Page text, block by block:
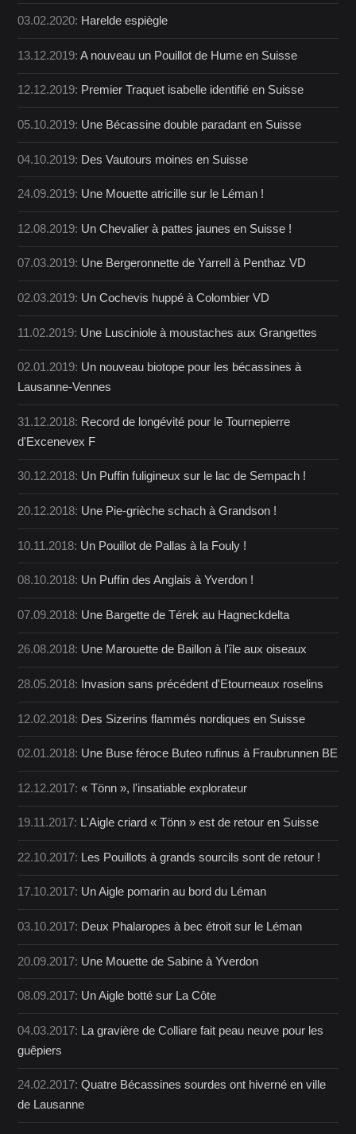
03.02.2020: Harelde espiègle
13.12.2019:A nouveau un Pouillot de Hume en Suisse
12.12.2019: Premier Traquet isabelle identifié en Suisse
05.10.2019: Une Bécassine double paradant en Suisse
04.10.2019: Des Vautours moines en Suisse
24.09.2019: Une Mouette atricille sur le Léman !
12.08.2019: Un Chevalier à pattes jaunes en Suisse !
07.03.2019: Une Bergeronnette de Yarrell à Penthaz VD
02.03.2019: Un Cochevis huppé à Colombier VD
11.02.2019: Une Lusciniole à moustaches aux Grangettes
02.01.2019: Un nouveau biotope pour les bécassines à
Lausanne-Vennes
31.12.2018: Record de longévité pour le Tournepierre
d'Excenevex F
30.12.2018: Un Puffin fuligineux sur le lac de Sempach !
20.12.2018: Une Pie-grièche schach à Grandson !
10.11.2018: Un Pouillot de Pallas à la Fouly !
08.10.2018: Un Puffin des Anglais à Yverdon !
07.09.2018: Une Bargette de Térek au Hagneckdelta
26.08.2018: Une Marouette de Baillon à l'île aux oiseaux
28.05.2018: Invasion sans précédent d'Etourneaux roselins
12.02.2018: Des Sizerins flammés nordiques en Suisse
02.01.2018: Une Buse féroce Buteo rufinus à Fraubrunnen BE
12.12.2017:« Tönn », l'insatiable explorateur
19.11.2017: L'Aigle criard « Tönn » est de retour en Suisse
22.10.2017: Les Pouillots à grands sourcils sont de retour !
17.10.2017: Un Aigle pomarin au bord du Léman
03.10.2017: Deux Phalaropes à bec étroit sur le Léman
20.09.2017: Une Mouette de Sabine à Yverdon
08.09.2017: Un Aigle botté sur La Côte
04.03.2017: La gravière de Colliare fait peau neuve pour les
guêpiers
24.02.2017:Quatre Bécassines sourdes ont hiverné en ville
de Lausanne